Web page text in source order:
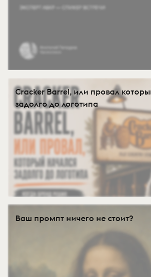
Cracker Barrel, или провал
задолго до логотипа
Ваш промпт ничего не стоит?